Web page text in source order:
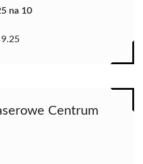
na 10
9.25
Centrum